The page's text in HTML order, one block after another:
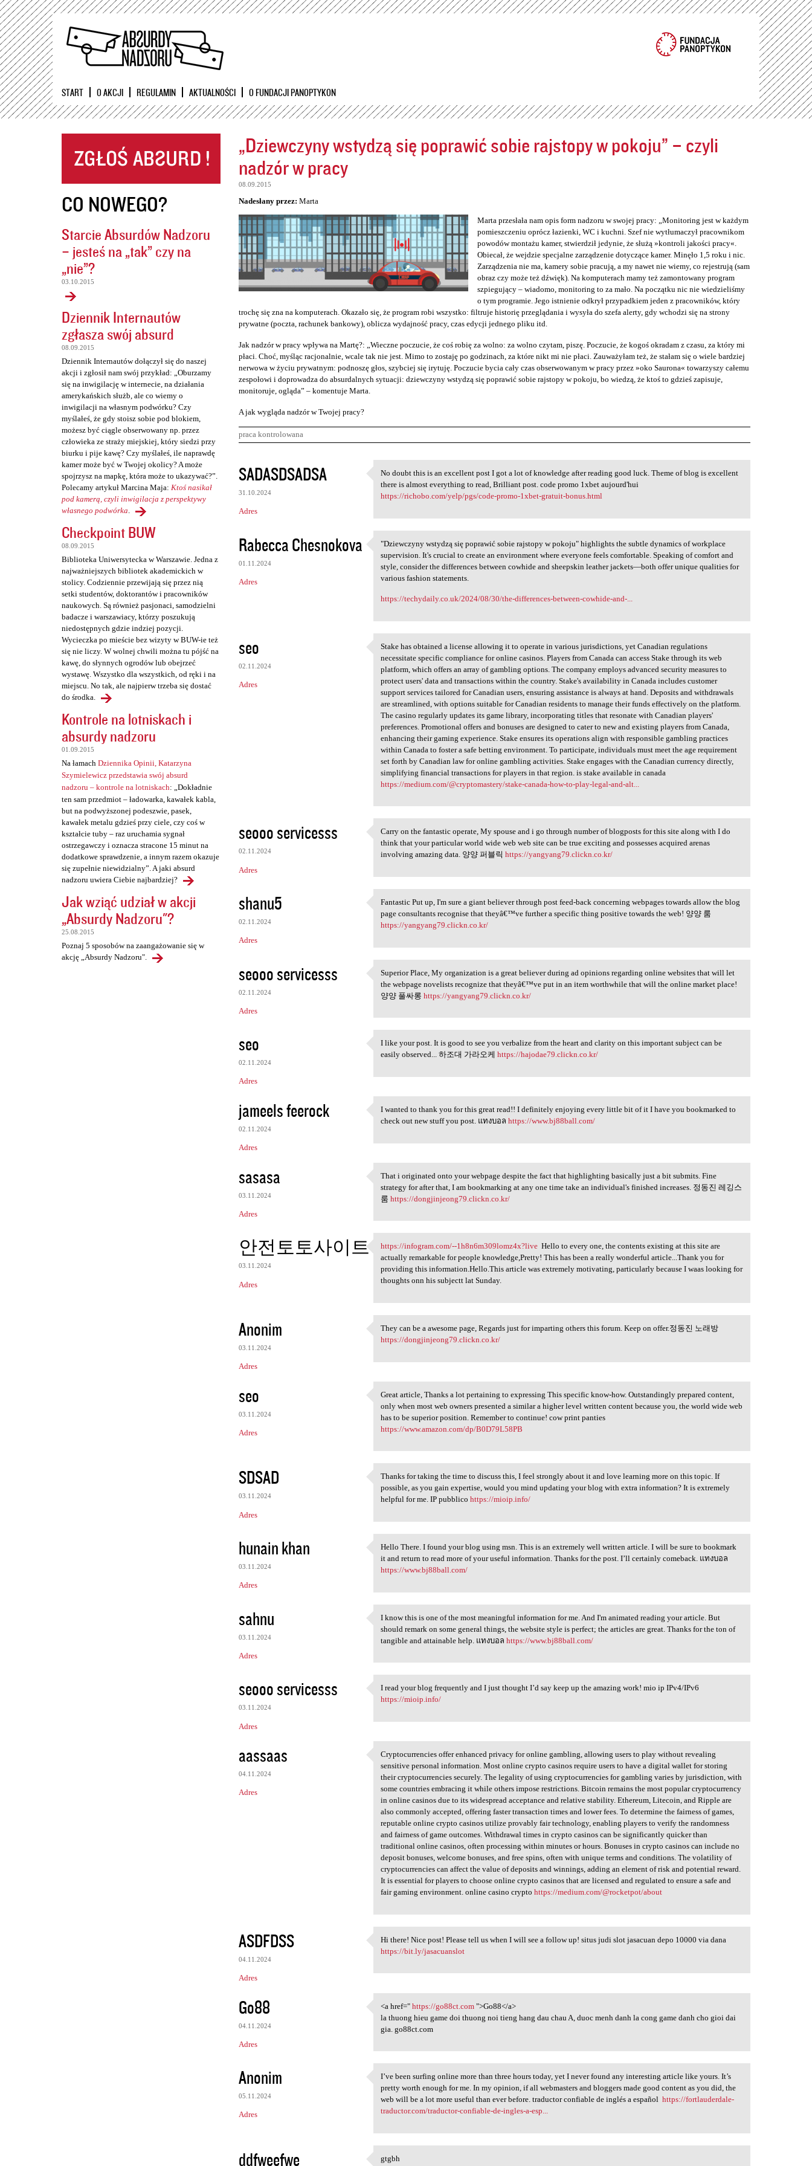
Przejdź
START O AKCJI REGULAMIN AKTUALNOŚCI O FUNDACJI PANOPTYKON
CO NOWEGO?
Starcie Absurdów Nadzoru
– jesteś na „tak” czy na
„nie”?
03.10.2015
Dziennik Internautów
zgłasza swój absurd
08.09.2015
Dziennik Internautów dołączył się do naszej
akcji i zgłosił nam swój przykład: „Oburzamy
się na inwigilację w internecie, na działania
amerykańskich służb, ale co wiemy o
inwigilacji na własnym podwórku? Czy
myślałeś, że gdy stoisz sobie pod blokiem,
możesz być ciągle obserwowany np. przez
człowieka ze straży miejskiej, który siedzi przy
biurku i pije kawę? Czy myślałeś, ile naprawdę
kamer może być w Twojej okolicy? A może
spojrzysz na mapkę, która może to ukazywać?”.
Polecamy artykuł Marcina Maja: Ktoś nasikał
pod kamerą, czyli inwigilacja z perspektywy
własnego podwórka.
Checkpoint BUW
08.09.2015
Biblioteka Uniwersytecka w Warszawie. Jedna z
najważniejszych bibliotek akademickich w
stolicy. Codziennie przewijają się przez nią
setki studentów, doktorantów i pracowników
naukowych. Są również pasjonaci, samodzielni
badacze i warszawiacy, którzy poszukują
niedostępnych gdzie indziej pozycji.
Wycieczka po mieście bez wizyty w BUW-ie też
się nie liczy. W wolnej chwili można tu pójść na
kawę, do słynnych ogrodów lub obejrzeć
wystawę. Wszystko dla wszystkich, od ręki i na
miejscu. No tak, ale najpierw trzeba się dostać
do środka.
Kontrole na lotniskach i
absurdy nadzoru
01.09.2015
Na łamach Dziennika Opinii, Katarzyna
Szymielewicz przedstawia swój absurd
nadzoru – kontrole na lotniskach: „Dokładnie
ten sam przedmiot – ładowarka, kawałek kabla,
but na podwyższonej podeszwie, pasek,
kawałek metalu gdzieś przy ciele, czy coś w
kształcie tuby – raz uruchamia sygnał
ostrzegawczy i oznacza stracone 15 minut na
dodatkowe sprawdzenie, a innym razem okazuje
się zupełnie niewidzialny”. A jaki absurd
nadzoru uwiera Ciebie najbardziej?
Jak wziąć udział w akcji
„Absurdy Nadzoru"?
25.08.2015
Poznaj 5 sposobów na zaangażowanie się w
akcję „Absurdy Nadzoru".
„Dziewczyny wstydzą się poprawić sobie rajstopy w pokoju” – czyli
nadzór w pracy
08.09.2015
Nadesłany przez: Marta
Marta przesłała nam opis form nadzoru w swojej pracy: „Monitoring jest w każdym
pomieszczeniu oprócz łazienki, WC i kuchni. Szef nie wytłumaczył pracownikom
powodów montażu kamer, stwierdził jedynie, że służą »kontroli jakości pracy«.
Obiecał, że wejdzie specjalne zarządzenie dotyczące kamer. Minęło 1,5 roku i nic.
Zarządzenia nie ma, kamery sobie pracują, a my nawet nie wiemy, co rejestrują (sam
obraz czy może też dźwięk). Na komputerach mamy też zamontowany program
szpiegujący – wiadomo, monitoring to za mało. Na początku nic nie wiedzieliśmy
o tym programie. Jego istnienie odkrył przypadkiem jeden z pracowników, który
trochę się zna na komputerach. Okazało się, że program robi wszystko: filtruje historię przeglądania i wysyła do szefa alerty, gdy wchodzi się na strony
prywatne (poczta, rachunek bankowy), oblicza wydajność pracy, czas edycji jednego pliku itd.
Jak nadzór w pracy wpływa na Martę?: „Wieczne poczucie, że coś robię za wolno: za wolno czytam, piszę. Poczucie, że kogoś okradam z czasu, za który mi
płaci. Choć, myśląc racjonalnie, wcale tak nie jest. Mimo to zostaję po godzinach, za które nikt mi nie płaci. Zauważyłam też, że stałam się o wiele bardziej
nerwowa w życiu prywatnym: podnoszę głos, szybciej się irytuję. Poczucie bycia cały czas obserwowanym w pracy przez »oko Saurona« towarzyszy całemu
zespołowi i doprowadza do absurdalnych sytuacji: dziewczyny wstydzą się poprawić sobie rajstopy w pokoju, bo wiedzą, że ktoś to gdzieś zapisuje,
monitoruje, ogląda” – komentuje Marta.
A jak wygląda nadzór w Twojej pracy?
praca kontrolowana
K
o
m
e
n
t
a
r
SADASDSADSA
31.10.2024
Adres
No doubt this is an excellent
No doubt this is an excellent post I got a lot of knowledge after reading good luck. Theme of blog is excellent
there is almost everything to read, Brilliant post. code promo 1xbet aujourd'hui
https://richobo.com/yelp/pgs/code-promo-1xbet-gratuit-bonus.html
Rabecca Chesnokova
01.11.2024
Adres
"Dziewczyny wstydzą się
"Dziewczyny wstydzą się poprawić sobie rajstopy w pokoju" highlights the subtle dynamics of workplace
supervision. It's crucial to create an environment where everyone feels comfortable. Speaking of comfort and
style, consider the differences between cowhide and sheepskin leather jackets—both offer unique qualities for
various fashion statements.
https://techydaily.co.uk/2024/08/30/the-differences-between-cowhide-and-...
seo
02.11.2024
Adres
Stake has obtained a license
Stake has obtained a license allowing it to operate in various jurisdictions, yet Canadian regulations
necessitate specific compliance for online casinos. Players from Canada can access Stake through its web
platform, which offers an array of gambling options. The company employs advanced security measures to
protect users' data and transactions within the country. Stake's availability in Canada includes customer
support services tailored for Canadian users, ensuring assistance is always at hand. Deposits and withdrawals
are streamlined, with options suitable for Canadian residents to manage their funds effectively on the platform.
The casino regularly updates its game library, incorporating titles that resonate with Canadian players'
preferences. Promotional offers and bonuses are designed to cater to new and existing players from Canada,
enhancing their gaming experience. Stake ensures its operations align with responsible gambling practices
within Canada to foster a safe betting environment. To participate, individuals must meet the age requirement
set forth by Canadian law for online gambling activities. Stake engages with the Canadian currency directly,
simplifying financial transactions for players in that region. is stake available in canada
https://medium.com/@cryptomastery/stake-canada-how-to-play-legal-and-alt...
seooo servicesss
02.11.2024
Adres
Carry on the fantastic
Carry on the fantastic operate, My spouse and i go through number of blogposts for this site along with I do
think that your particular world wide web web site can be true exciting and possesses acquired arenas
involving amazing data. 양양 퍼블릭https://yangyang79.clickn.co.kr/
shanu5
02.11.2024
Adres
Fantastic Put up, I'm sure a
Fantastic Put up, I'm sure a giant believer through post feed-back concerning webpages towards allow the blog
page consultants recognise that theyâ€™ve further a specific thing positive towards the web! 양양 룸
https://yangyang79.clickn.co.kr/
seooo servicesss
02.11.2024
Adres
Superior Place, My
Superior Place, My organization is a great believer during ad opinions regarding online websites that will let
the webpage novelists recognize that theyâ€™ve put in an item worthwhile that will the online market place!
양양 풀싸롱https://yangyang79.clickn.co.kr/
seo
02.11.2024
Adres
I like your post. It is good
I like your post. It is good to see you verbalize from the heart and clarity on this important subject can be
easily observed... 하조대 가라오케https://hajodae79.clickn.co.kr/
jameels feerock
02.11.2024
Adres
I wanted to thank you for
I wanted to thank you for this great read!! I definitely enjoying every little bit of it I have you bookmarked to
check out new stuff you post. แทงบอลhttps://www.bj88ball.com/
sasasa
03.11.2024
Adres
That i originated onto your
That i originated onto your webpage despite the fact that highlighting basically just a bit submits. Fine
strategy for after that, I am bookmarking at any one time take an individual's finished increases. 정동진 레깅스
룸https://dongjinjeong79.clickn.co.kr/
안전토토사이트
03.11.2024
Adres
https://infogram.com/-
https://infogram.com/--1h8n6m309lomz4x?live Hello to every one, the contents existing at this site are
actually remarkable for people knowledge,Pretty! This has been a really wonderful article...Thank you for
providing this information.Hello.This article was extremely motivating, particularly because I waas looking for
thoughts onn his subjectt lat Sunday.
Anonim
03.11.2024
Adres
They can be a awesome page,
They can be a awesome page, Regards just for imparting others this forum. Keep on offer.정동진 노래방
https://dongjinjeong79.clickn.co.kr/
seo
03.11.2024
Adres
Great article, Thanks a lot
Great article, Thanks a lot pertaining to expressing This specific know-how. Outstandingly prepared content,
only when most web owners presented a similar a higher level written content because you, the world wide web
has to be superior position. Remember to continue! cow print panties
https://www.amazon.com/dp/B0D79L58PB
SDSAD
03.11.2024
Adres
Thanks for taking the time to
Thanks for taking the time to discuss this, I feel strongly about it and love learning more on this topic. If
possible, as you gain expertise, would you mind updating your blog with extra information? It is extremely
helpful for me. IP pubblicohttps://mioip.info/
hunain khan
03.11.2024
Adres
Hello There. I found your
Hello There. I found your blog using msn. This is an extremely well written article. I will be sure to bookmark
it and return to read more of your useful information. Thanks for the post. I’ll certainly comeback. แทงบอล
https://www.bj88ball.com/
sahnu
03.11.2024
Adres
I know this is one of the
I know this is one of the most meaningful information for me. And I'm animated reading your article. But
should remark on some general things, the website style is perfect; the articles are great. Thanks for the ton of
tangible and attainable help. แทงบอลhttps://www.bj88ball.com/
seooo servicesss
03.11.2024
Adres
I read your blog frequently
I read your blog frequently and I just thought I’d say keep up the amazing work! mio ip IPv4/IPv6
https://mioip.info/
aassaas
04.11.2024
Adres
Cryptocurrencies offer
Cryptocurrencies offer enhanced privacy for online gambling, allowing users to play without revealing
sensitive personal information. Most online crypto casinos require users to have a digital wallet for storing
their cryptocurrencies securely. The legality of using cryptocurrencies for gambling varies by jurisdiction, with
some countries embracing it while others impose restrictions. Bitcoin remains the most popular cryptocurrency
in online casinos due to its widespread acceptance and relative stability. Ethereum, Litecoin, and Ripple are
also commonly accepted, offering faster transaction times and lower fees. To determine the fairness of games,
reputable online crypto casinos utilize provably fair technology, enabling players to verify the randomness
and fairness of game outcomes. Withdrawal times in crypto casinos can be significantly quicker than
traditional online casinos, often processing within minutes or hours. Bonuses in crypto casinos can include no
deposit bonuses, welcome bonuses, and free spins, often with unique terms and conditions. The volatility of
cryptocurrencies can affect the value of deposits and winnings, adding an element of risk and potential reward.
It is essential for players to choose online crypto casinos that are licensed and regulated to ensure a safe and
fair gaming environment. online casino cryptohttps://medium.com/@rocketpot/about
ASDFDSS
04.11.2024
Adres
Hi there! Nice post! Please
Hi there! Nice post! Please tell us when I will see a follow up! situs judi slot jasacuan depo 10000 via dana
https://bit.ly/jasacuanslot
Go88
04.11.2024
Adres
<a href=" https://go88ct.com
<a href="https://go88ct.com ">Go88</a>
la thuong hieu game doi thuong noi tieng hang dau chau A, duoc menh danh la cong game danh cho gioi dai
gia. go88ct.com
Anonim
05.11.2024
Adres
I’ve been surfing online more
I’ve been surfing online more than three hours today, yet I never found any interesting article like yours. It’s
pretty worth enough for me. In my opinion, if all webmasters and bloggers made good content as you did, the
web will be a lot more useful than ever before. traductor confiable de inglés a españolhttps://fortlauderdale-
traductor.com/traductor-confiable-de-ingles-a-esp...
ddfweefwe gtgbh